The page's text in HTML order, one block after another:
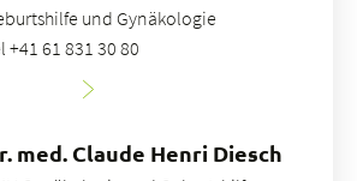
und Gynäkologie
+41 61 831 30 80
med. Claude Henri Diesch